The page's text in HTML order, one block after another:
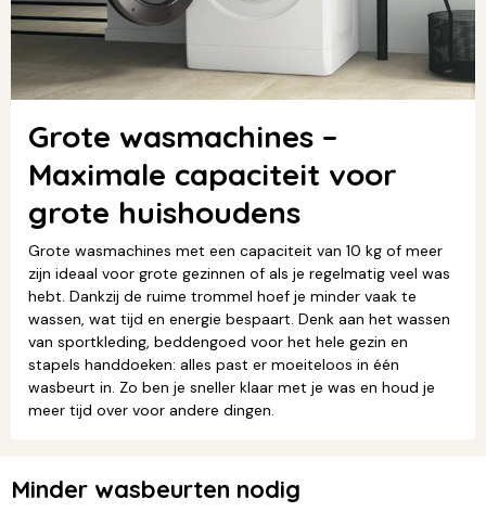
Grote wasmachines –
Maximale capaciteit voor
grote huishoudens
Grote wasmachines met een capaciteit van 10 kg of meer
zijn ideaal voor grote gezinnen of als je regelmatig veel was
hebt. Dankzij de ruime trommel hoef je minder vaak te
wassen, wat tijd en energie bespaart. Denk aan het wassen
van sportkleding, beddengoed voor het hele gezin en
stapels handdoeken: alles past er moeiteloos in één
wasbeurt in. Zo ben je sneller klaar met je was en houd je
meer tijd over voor andere dingen.
Minder wasbeurten nodig